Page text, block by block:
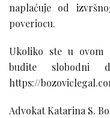
naplaćuje od
poveriocu.
Ukoliko ste u ovom
budite slobodni
https://
Advokat Katarina S.